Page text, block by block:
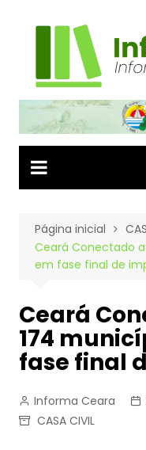
Página inicial
Ceará Conectado
em fase final de
Ceará
174
fase final
Informa Ceara
CASA CIVIL